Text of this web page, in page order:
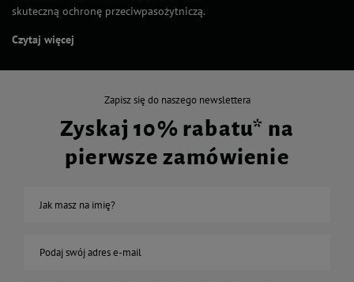
skuteczną ochronę przeciwpasożytniczą.
Czytaj więcej
Zapisz się do naszego newslettera
Zyskaj 10% rabatu* na
pierwsze zamówienie
Jak masz na imię?
Podaj swój adres e-mail